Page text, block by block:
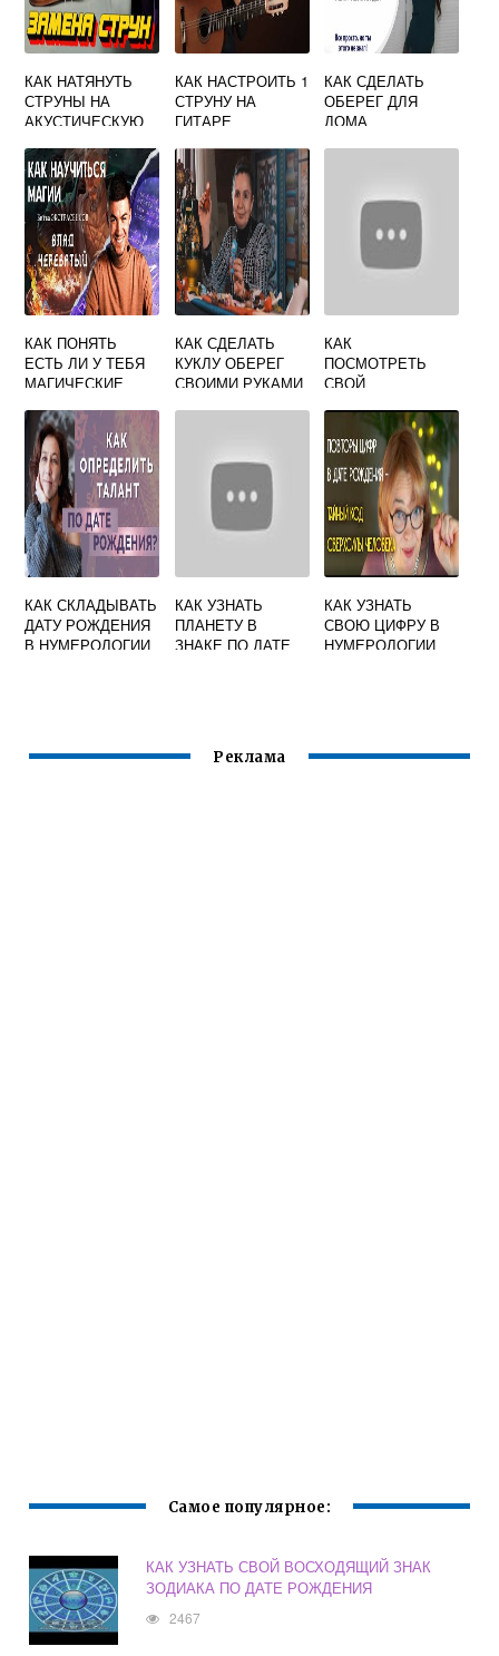
КАК НАТЯНУТЬ
СТРУНЫ НА
АКУСТИЧЕСКУЮ
МЕТАЛЛИЧЕСКИЕ
КАК НАСТРОИТЬ 1
СТРУНУ НА
ГИТАРЕ
КАК СДЕЛАТЬ
ОБЕРЕГ ДЛЯ
ДОМА
КАК ПОНЯТЬ
ЕСТЬ ЛИ У ТЕБЯ
МАГИЧЕСКИЕ
КАК СДЕЛАТЬ
КУКЛУ ОБЕРЕГ
СВОИМИ РУКАМИ
КАК
ПОСМОТРЕТЬ
СВОЙ
ГОРОСКОПЕ
КАК СКЛАДЫВАТЬ
ДАТУ РОЖДЕНИЯ
В НУМЕРОЛОГИИ
КАК УЗНАТЬ
ПЛАНЕТУ В
ЗНАКЕ ПО ДАТЕ
КАК УЗНАТЬ
СВОЮ ЦИФРУ В
НУМЕРОЛОГИИ
Реклама
Самое популярное:
КАК УЗНАТЬ СВОЙ ВОСХОДЯЩИЙ ЗНАК
ЗОДИАКА ПО ДАТЕ РОЖДЕНИЯ
2467